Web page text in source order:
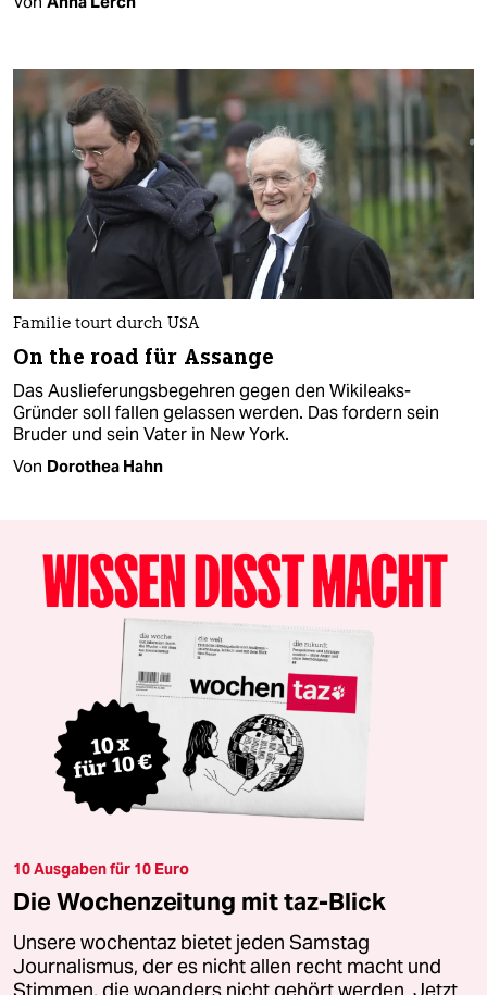
Familie tourt durch USA
On the road für Assange
Das Auslieferungsbegehren gegen den Wikileaks-
Gründer soll fallen gelassen werden. Das fordern sein
Bruder und sein Vater in New York.
Von Dorothea Hahn
10 Ausgaben für 10 Euro
Die Wochenzeitung mit taz-Blick
Unsere wochentaz bietet jeden Samstag
Journalismus, der es nicht allen recht macht und